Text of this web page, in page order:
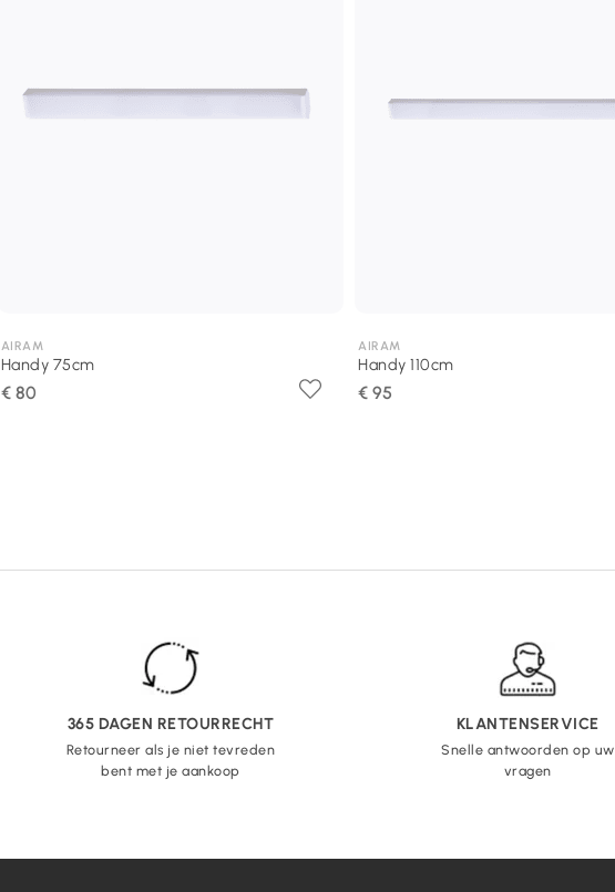
AIRAM
Handy 75cm
€ 80
AIRAM
Handy 110cm
€ 95
365 DAGEN RETOURRECHT
Retourneer als je niet tevreden
bent met je aankoop
KLANTENSERVICE
Snelle antwoorden op uw
vragen